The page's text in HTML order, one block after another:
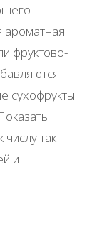
ароматная
фруктово-
сухофрукты
так
и